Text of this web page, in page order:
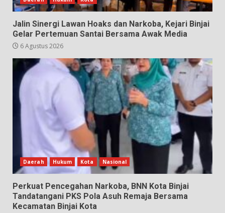
Jalin Sinergi Lawan Hoaks dan Narkoba, Kejari Binjai
Gelar Pertemuan Santai Bersama Awak Media
6 Agustus 2026
Daerah Hukum Kota Nasional
Perkuat Pencegahan Narkoba, BNN Kota Binjai
Tandatangani PKS Pola Asuh Remaja Bersama
Kecamatan Binjai Kota